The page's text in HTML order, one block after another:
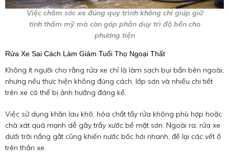
Việc chăm sóc xe đúng quy trình không chỉ giúp giữ
tính thẩm mỹ mà còn góp phần duy trì độ bền cho
phương tiện
Rửa Xe Sai Cách Làm Giảm Tuổi Thọ Ngoại Thất
Không ít người cho rằng rửa xe chỉ là làm sạch bụi bẩn bên ngoài,
nhưng nếu thực hiện không đúng cách, lớp sơn và nhiều chi tiết
trên xe có thể bị ảnh hưởng đáng kể.
Việc sử dụng khăn lau khô, hóa chất tẩy rửa không phù hợp hoặc
chà xát quá mạnh dễ gây trầy xước bề mặt sơn. Ngoài ra, rửa xe
dưới trời nắng gắt cũng khiến nước bốc hơi nhanh, để lại các vết ố
trên thân xe.